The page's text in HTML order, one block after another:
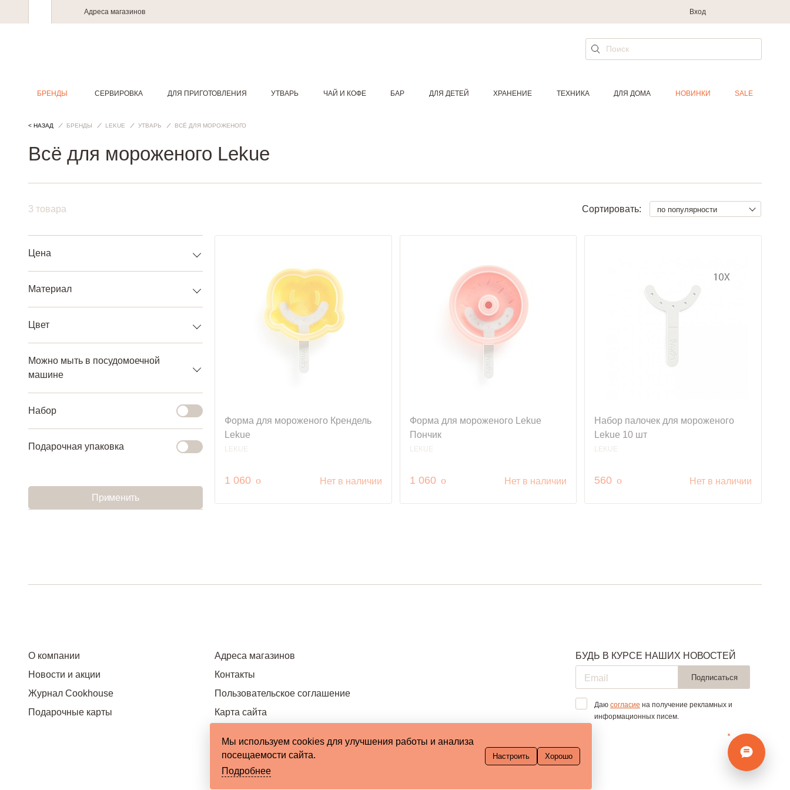
Адреса магазинов Вход
БРЕНДЫ СЕРВИРОВКА ДЛЯ ПРИГОТОВЛЕНИЯ УТВАРЬ ЧАЙ И КОФЕ БАР ДЛЯ ДЕТЕЙ ХРАНЕНИЕ ТЕХНИКА ДЛЯ ДОМА НОВИНКИ SALE
< НАЗАД БРЕНДЫ LEKUE УТВАРЬ ВСЁ ДЛЯ МОРОЖЕНОГО
Всё для мороженого Lekue
3 товара Сортировать: по популярности
Цена
Материал
Цвет
Можно мыть в посудомоечной
машине
Набор
Подарочная упаковка
Применить
Форма для мороженого Крендель
Lekue
LEKUE
1 060 руб.
o Нет в наличии
Форма для мороженого Lekue
Пончик
LEKUE
1 060 руб.
o Нет в наличии
Набор палочек для мороженого
Lekue 10 шт
LEKUE
560 руб.
o Нет в наличии
О компании
Новости и акции
Журнал Cookhouse
Подарочные карты
Адреса магазинов
Контакты
Пользовательское соглашение
Карта сайта
БУДЬ В КУРСЕ НАШИХ НОВОСТЕЙ
Подписаться
Даюсогласие на получение рекламных и
информационных писем.
Мы используем cookies для улучшения работы и анализа
посещаемости сайта.
Подробнее
Настроить Хорошо